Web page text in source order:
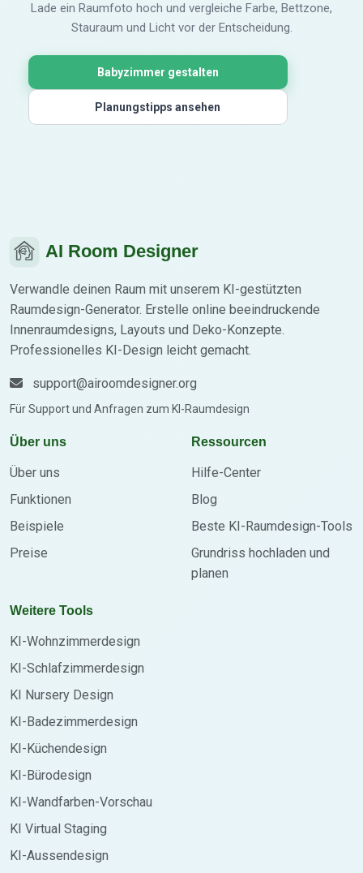
Lade ein Raumfoto hoch und vergleiche Farbe, Bettzone,
Stauraum und Licht vor der Entscheidung.
Babyzimmer gestalten
Planungstipps ansehen
AI Room Designer
Verwandle deinen Raum mit unserem KI-gestützten
Raumdesign-Generator. Erstelle online beeindruckende
Innenraumdesigns, Layouts und Deko-Konzepte.
Professionelles KI-Design leicht gemacht.
support@airoomdesigner.org
Für Support und Anfragen zum KI-Raumdesign
Über uns
Über uns
Funktionen
Beispiele
Preise
Ressourcen
Hilfe-Center
Blog
Beste KI-Raumdesign-Tools
Grundriss hochladen und
planen
Weitere Tools
KI-Wohnzimmerdesign
KI-Schlafzimmerdesign
KI Nursery Design
KI-Badezimmerdesign
KI-Küchendesign
KI-Bürodesign
KI-Wandfarben-Vorschau
KI Virtual Staging
KI-Aussendesign